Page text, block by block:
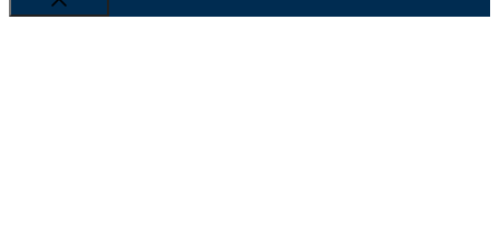
Cerrar